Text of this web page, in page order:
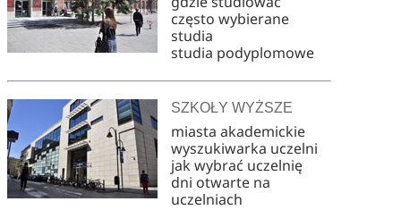
często wybierane
studia
studia podyplomowe
SZKOŁY WYŻSZE
miasta akademickie
wyszukiwarka uczelni
jak wybrać uczelnię
dni otwarte na
uczelniach